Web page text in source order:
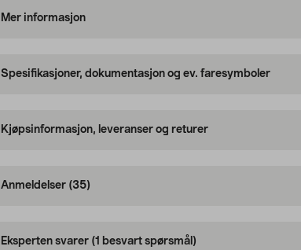
Mer informasjon
Spesifikasjoner, dokumentasjon og ev. faresymboler
Kjøpsinformasjon, leveranser og returer
Anmeldelser (35)
Eksperten svarer (1 besvart spørsmål)